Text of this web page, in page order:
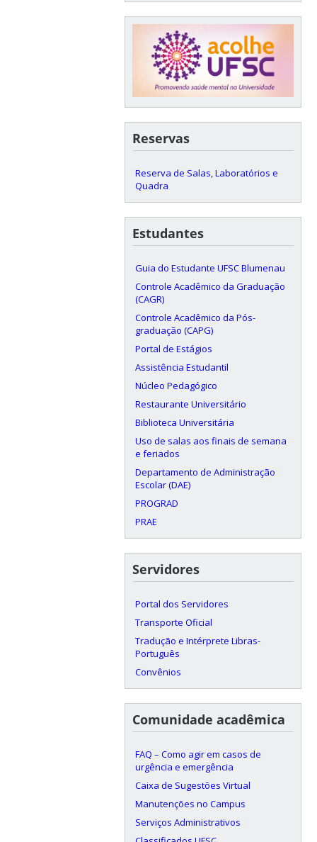
Reservas
Reserva de Salas, Laboratórios e
Quadra
Estudantes
Guia do Estudante UFSC Blumenau
Controle Acadêmico da Graduação
(CAGR)
Controle Acadêmico da Pós-
graduação (CAPG)
Portal de Estágios
Assistência Estudantil
Núcleo Pedagógico
Restaurante Universitário
Biblioteca Universitária
Uso de salas aos finais de semana
e feriados
Departamento de Administração
Escolar (DAE)
PROGRAD
PRAE
Servidores
Portal dos Servidores
Transporte Oficial
Tradução e Intérprete Libras-
Português
Convênios
Comunidade acadêmica
FAQ – Como agir em casos de
urgência e emergência
Caixa de Sugestões Virtual
Manutenções no Campus
Serviços Administrativos